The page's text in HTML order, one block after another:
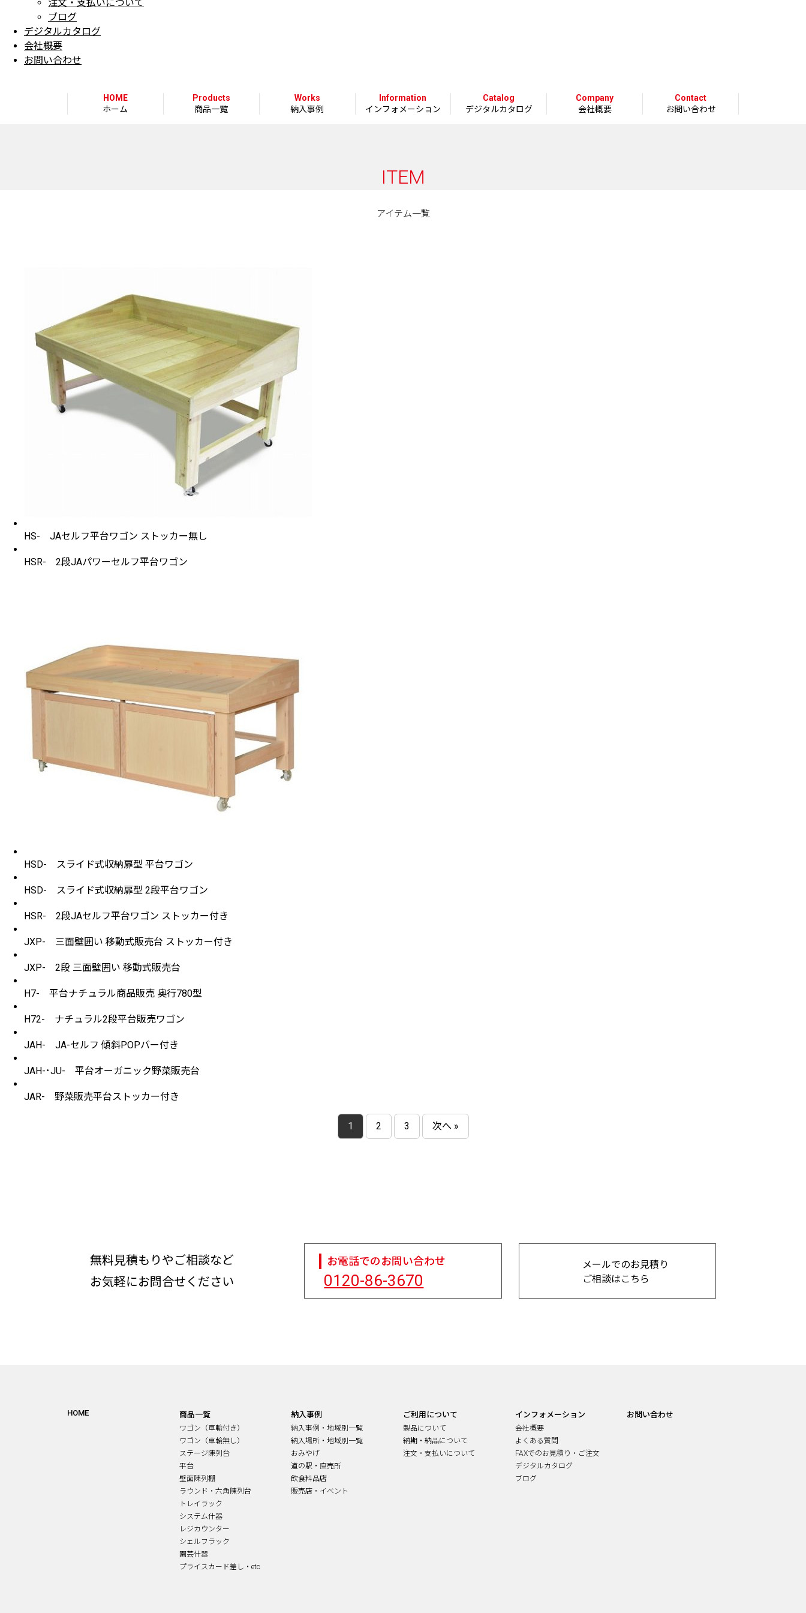
注文・支払いについて
ブログ
デジタルカタログ
会社概要
お問い合わせ
HOME
ホーム
Products
商品一覧
Works
納入事例
Information
インフォメーション
Catalog
デジタルカタログ
Company
会社概要
Contact
お問い合わせ
ITEM
アイテム一覧
HS- JAセルフ平台ワゴン ストッカー無し
HSR- 2段JAパワーセルフ平台ワゴン
HSD- スライド式収納扉型 平台ワゴン
HSD- スライド式収納扉型 2段平台ワゴン
HSR- 2段JAセルフ平台ワゴン ストッカー付き
JXP- 三面壁囲い 移動式販売台 ストッカー付き
JXP- 2段 三面壁囲い 移動式販売台
H7- 平台ナチュラル商品販売 奥行780型
H72- ナチュラル2段平台販売ワゴン
JAH- JA-セルフ 傾斜POPバー付き
JAH-･JU- 平台オーガニック野菜販売台
JAR- 野菜販売平台ストッカー付き
1 2 3 次へ »
無料見積もりやご相談など
お気軽にお問合せください
お電話でのお問い合わせ
0120-86-3670
メールでのお見積り
ご相談はこちら
HOME 商品一覧
ワゴン（車輪付き）
ワゴン（車輪無し）
ステージ陳列台
平台
壁面陳列棚
ラウンド・六角陳列台
トレイラック
システム什器
レジカウンター
シェルフラック
園芸什器
プライスカード差し・etc
納入事例
納入事例・地域別一覧
納入場所・地域別一覧
おみやげ
道の駅・直売所
飲食料品店
販売店・イベント
ご利用について
製品について
納期・納品について
注文・支払いについて
インフォメーション
会社概要
よくある質問
FAXでのお見積り・ご注文
デジタルカタログ
ブログ
お問い合わせ